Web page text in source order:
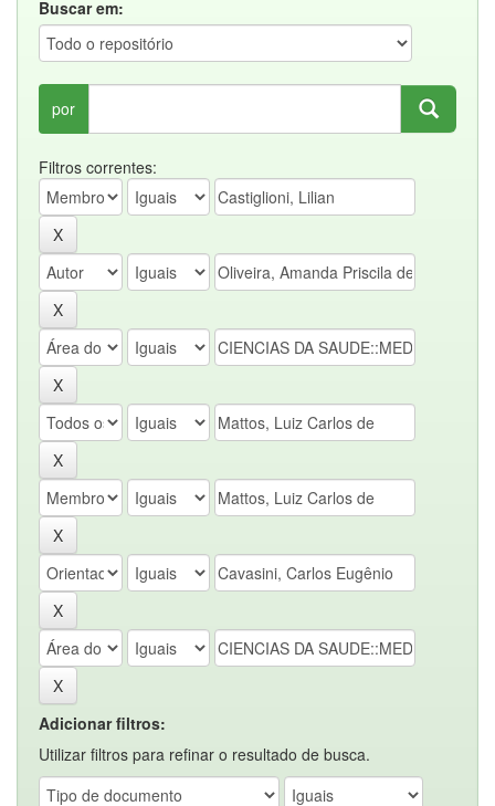
Buscar em:
por
Filtros correntes:
Adicionar filtros:
Utilizar filtros para refinar o resultado de busca.